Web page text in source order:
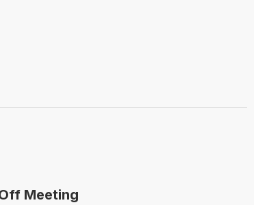
Meeting